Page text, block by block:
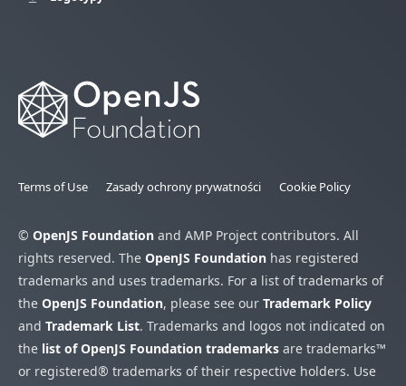
Terms of Use Zasady ochrony prywatności Cookie Policy
© OpenJS Foundation and AMP Project contributors. All
rights reserved. The OpenJS Foundation has registered
trademarks and uses trademarks. For a list of trademarks of
the OpenJS Foundation, please see our Trademark Policy
and Trademark List. Trademarks and logos not indicated on
the list of OpenJS Foundation trademarks are trademarks™
or registered® trademarks of their respective holders. Use